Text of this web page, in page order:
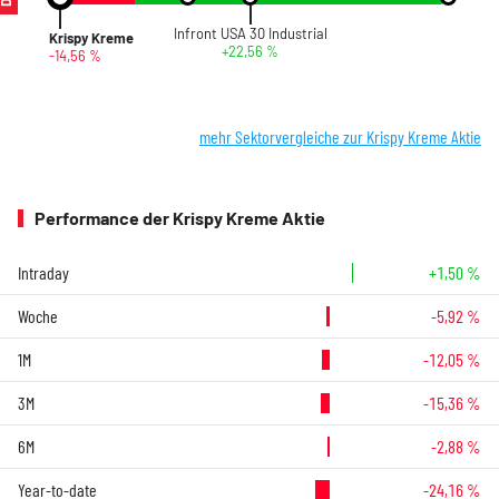
Krispy Kreme
-14,56 %
Infront USA 30 Industrial
+22,56 %
mehr Sektorvergleiche zur Krispy Kreme Aktie
Performance der Krispy Kreme Aktie
Intraday +1,50 %
Woche -5,92 %
1M -12,05 %
3M -15,36 %
6M -2,88 %
Year-to-date -24,16 %